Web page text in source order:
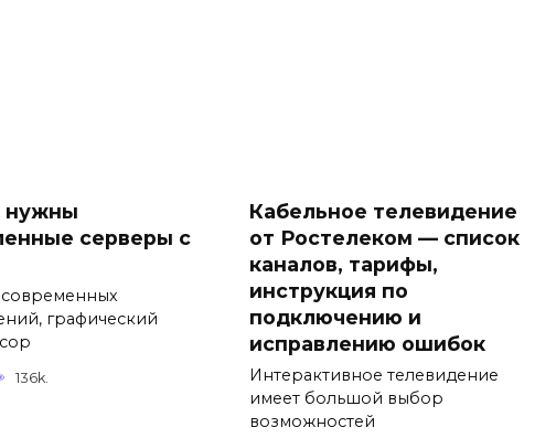
нужны
серверы с
графический
136k.
Кабельное телевидение
от Ростелеком — список
каналов, тарифы,
инструкция по
подключению и
исправлению ошибок
Интерактивное телевидение
имеет большой выбор
возможностей